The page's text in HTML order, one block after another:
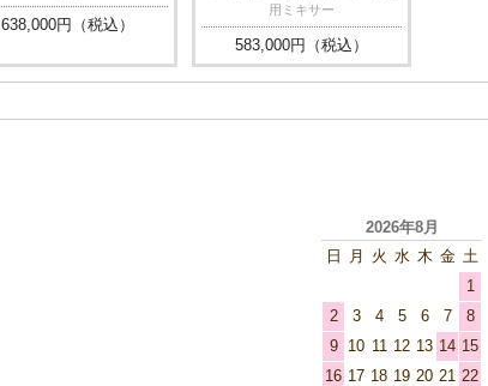
638,000円（税込）
用ミキサー
583,000円（税込）
2026年8月
日
月 火 水 木 金 土
1
2
3 4 5 6 7
8
9
10 11 12 13 14 15
16 17 18 19 20 21 22